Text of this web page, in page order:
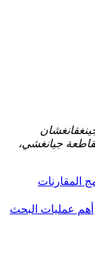
جينغقانغشان
مقاطعة جيانغشي،
المقارنات
أهم عمليات البحث